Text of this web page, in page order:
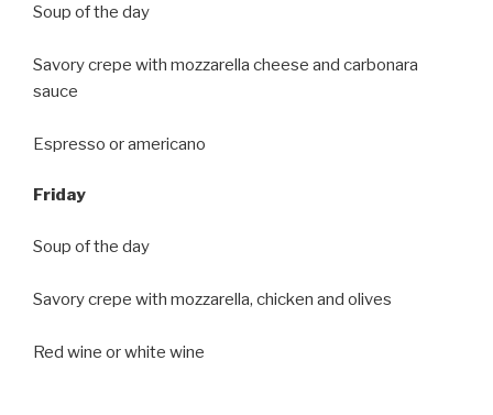
Soup of the day
Savory crepe with mozzarella cheese and carbonara
sauce
Espresso or americano
Friday
Soup of the day
Savory crepe with mozzarella, chicken and olives
Red wine or white wine